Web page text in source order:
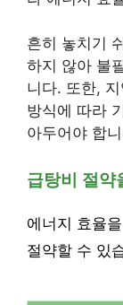
흔히 놓치기
하지 않아 불
니다. 또한,
방식에 따라
아두어야 합
급탕비 절약
에너지 효율
절약할 수 있